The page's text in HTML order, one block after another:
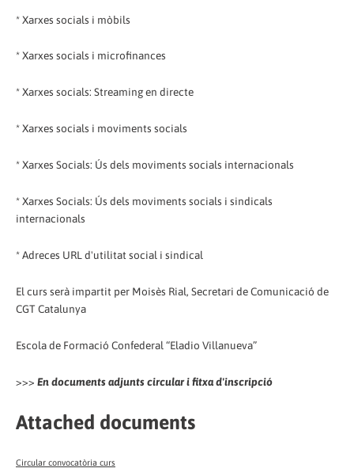
* Xarxes socials i mòbils
* Xarxes socials i microfinances
* Xarxes socials: Streaming en directe
* Xarxes socials i moviments socials
* Xarxes Socials: Ús dels moviments socials internacionals
* Xarxes Socials: Ús dels moviments socials i sindicals
internacionals
* Adreces URL d'utilitat social i sindical
El curs serà impartit per Moisès Rial, Secretari de Comunicació de
CGT Catalunya
Escola de Formació Confederal “Eladio Villanueva”
>>> En documents adjunts circular i fitxa d'inscripció
Attached documents
Circular convocatòria curs